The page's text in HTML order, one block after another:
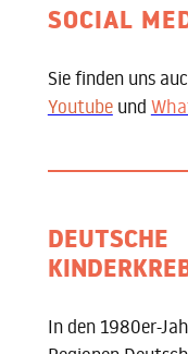
SOCIAL
Sie finden uns
Youtubeund
DEUTSCHE
In den 1980er-